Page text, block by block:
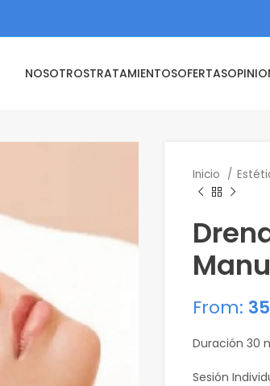
NOSOTROSTRATAMIENTOSOFERTAS
Inicio
From:
Duración 30
Sesión